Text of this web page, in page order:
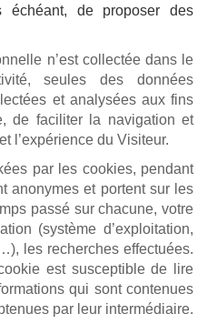
échéant, de proposer des
n’est collectée dans le
seules des données
et analysées aux fins
de faciliter la navigation et
l’expérience du Visiteur.
par les cookies, pendant
anonymes et portent sur les
passé sur chacune, votre
(système d’exploitation,
les recherches effectuées.
est susceptible de lire
qui sont contenues
par leur intermédiaire.